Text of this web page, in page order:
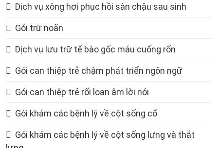
Dịch vụ xông hơi phục hồi sàn chậu sau sinh
Gói trữ noãn
Dịch vụ lưu trữ tế bào gốc máu cuống rốn
Gói can thiệp trẻ chậm phát triển ngôn ngữ
Gói can thiệp trẻ rối loạn âm lời nói
Gói khám các bệnh lý về cột sống cổ
Gói khám các bệnh lý về cột sống lưng và thắt